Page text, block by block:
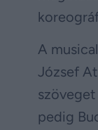
A
József
pedig